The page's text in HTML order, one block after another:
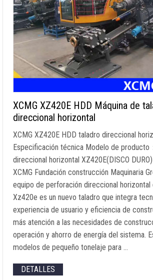
XCMG XZ420E HDD Máquina de
direccional horizontal
XCMG XZ420E HDD taladro direccional
Especificación técnica Modelo de producto
direccional horizontal XZ420E(DISCO
XCMG Fundación construcción Maquinaria
equipo de perforación direccional horizontal
Xz420e es un nuevo taladro que integra
experiencia de usuario y eficiencia de
más atención a las necesidades de
operación y ahorro de energía del sistema.
modelos de pequeño tonelaje para …
DETALLES